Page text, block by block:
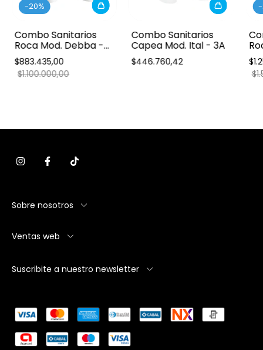
-20%
Combo Sanitarios
Roca Mod. Debba -
3A
$883.435,00
$1.100.000,00
Combo Sanitarios
Capea Mod. Ital - 3A
$446.760,42
-
Sobre nosotros
Ventas web
Suscribite a nuestro newsletter